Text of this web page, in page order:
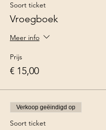
Soort ticket
Vroegboek
Meer info
Prijs
€ 15,00
Verkoop geëindigd op
Soort ticket